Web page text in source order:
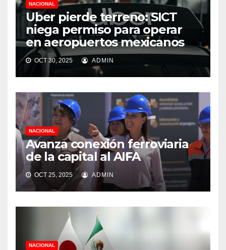
NACIONAL
Uber pierde terreno: SICT
niega permiso para operar
en aeropuertos mexicanos
OCT 30, 2025 ADMIN
NACIONAL
Avanza conexión ferroviaria
de la capital al AIFA
OCT 25, 2025 ADMIN
NACIONAL